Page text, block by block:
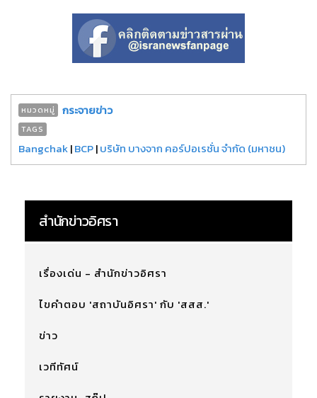
หมวดหมู่ กระจายข่าว
TAGS
Bangchak|BCP|บริษัท บางจาก คอร์ปอเรชั่น จำกัด (มหาชน)
สำนักข่าวอิศรา
เรื่องเด่น - สำนักข่าวอิศรา
ไขคำตอบ 'สถาบันอิศรา' กับ 'สสส.'
ข่าว
เวทีทัศน์